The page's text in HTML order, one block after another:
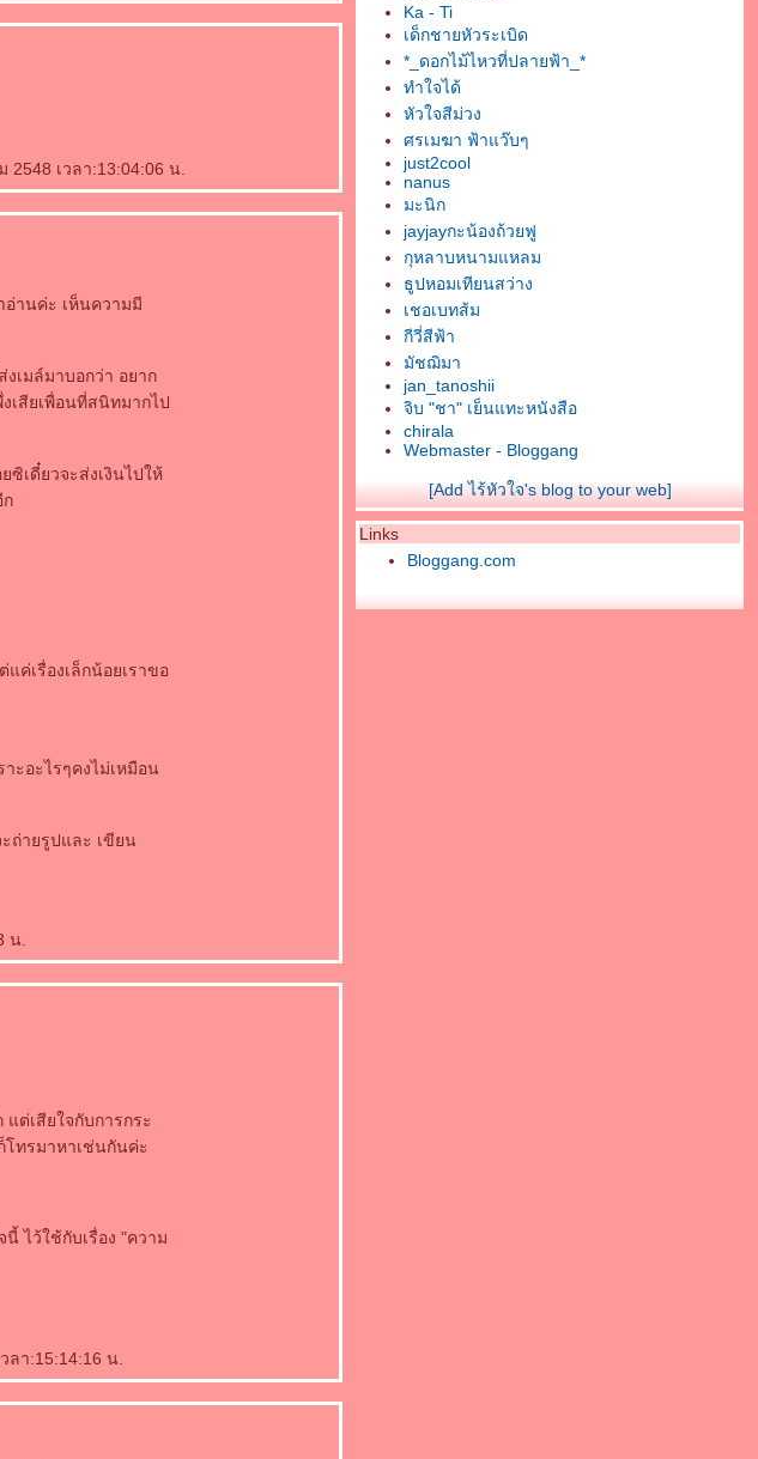
เวลา:13:04:06 น.
อ่านค่ะ เห็นความมี
เมล์มาบอกว่า อยาก
เสียเพื่อนที่สนิทมากไป
ซิเดี๋ยวจะส่งเงินไปให้
ก
แค่เรื่องเล็กน้อยเราขอ
าะอะไรๆคงไม่เหมือน
ถ่ายรูปและ เขียน
น.
ต่เสียใจกับการกระ
โทรมาหาเช่นกันค่ะ
ไว้ใช้กับเรื่อง "ความ
า:15:14:16 น.
Ka - Ti
เด็กชายหัวระเบิด
*_ดอกไม้ไหวที่ปลายฟ้า_*
ทำใจได้
หัวใจสีม่วง
ศรเมฆา ฟ้าแว๊บๆ
just2cool
nanus
มะนิก
jayjayกะน้องถ้วยฟู
กุหลาบหนามแหลม
ธูปหอมเทียนสว่าง
เชอเบทส้ม
กีวี่สีฟ้า
มัชฌิมา
jan_tanoshii
จิบ "ชา" เย็นแทะหนังสือ
chirala
Webmaster - Bloggang
[Add ไร้หัวใจ's blog to your web]
Links
Bloggang.com